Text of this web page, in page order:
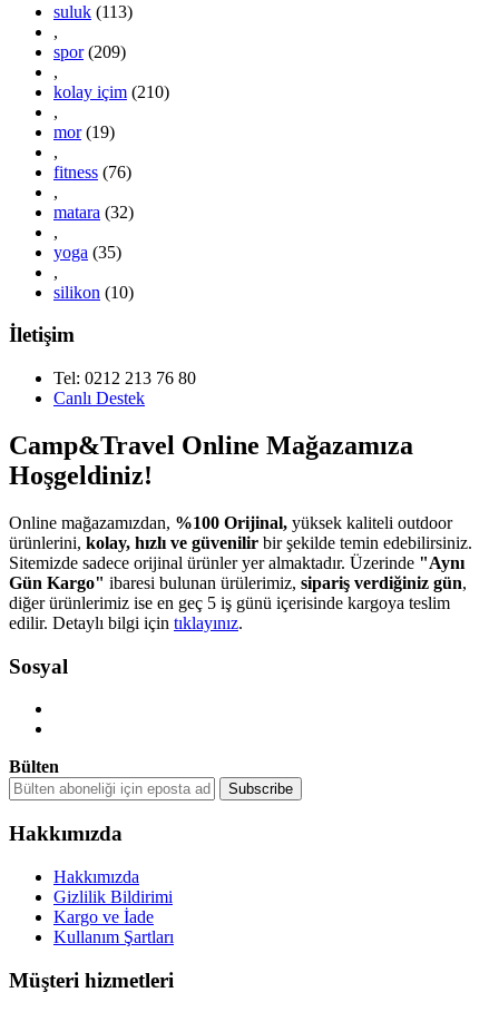
suluk (113)
,
spor (209)
,
kolay içim (210)
,
mor (19)
,
fitness (76)
,
matara (32)
,
yoga (35)
,
silikon (10)
İletişim
Tel: 0212 213 76 80
Canlı Destek
Camp&Travel Online Mağazamıza
Hoşgeldiniz!
Online mağazamızdan, %100 Orijinal, yüksek kaliteli outdoor
ürünlerini, kolay, hızlı ve güvenilir bir şekilde temin edebilirsiniz.
Sitemizde sadece orijinal ürünler yer almaktadır. Üzerinde "Aynı
Gün Kargo" ibaresi bulunan ürülerimiz, sipariş verdiğiniz gün,
diğer ürünlerimiz ise en geç 5 iş günü içerisinde kargoya teslim
edilir. Detaylı bilgi için tıklayınız.
Sosyal
Bülten
Hakkımızda
Hakkımızda
Gizlilik Bildirimi
Kargo ve İade
Kullanım Şartları
Müşteri hizmetleri